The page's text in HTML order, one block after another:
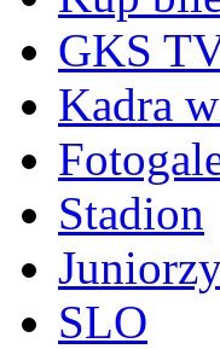
GKS
Kadra
Stadion
SLO